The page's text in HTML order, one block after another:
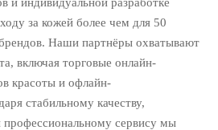
за кожей более чем для 50
Наши партнёры охватывают
включая торговые онлайн-
красоты и офлайн-
стабильному качеству,
профессиональному сервису мы